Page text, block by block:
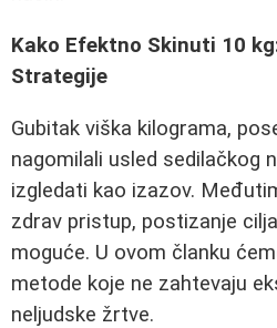
Kako Efektno Skinuti 10
Strategije
Gubitak viška kilograma,
nagomilali usled sedilačkog
izgledati kao izazov.
zdrav pristup, postizanje
moguće. U ovom članku
metode koje ne zahtevaju
neljudske žrtve.